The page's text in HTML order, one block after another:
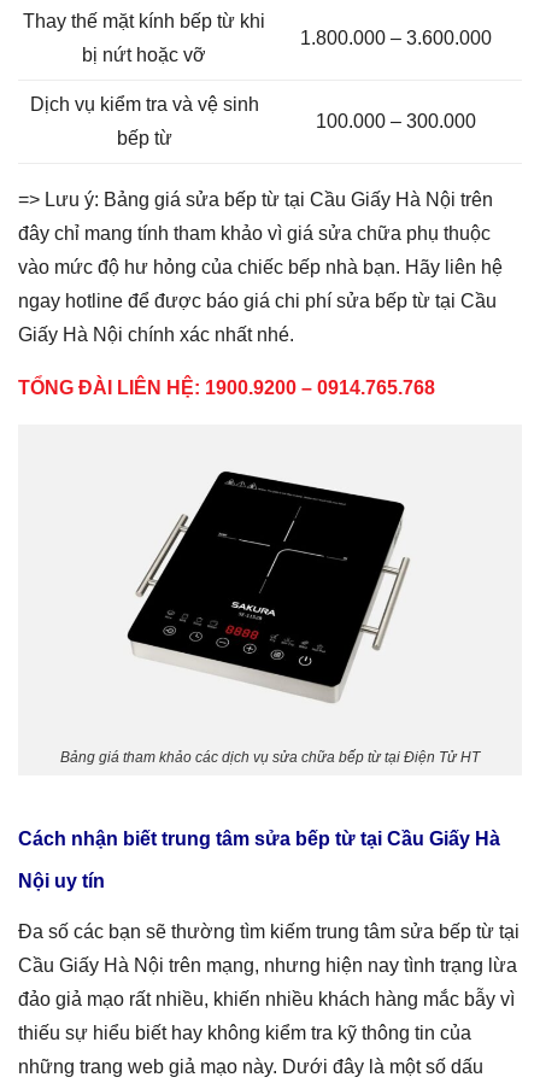
Thay thế mặt kính bếp từ khi
bị nứt hoặc vỡ
1.800.000 – 3.600.000
Dịch vụ kiểm tra và vệ sinh
bếp từ
100.000 – 300.000
=> Lưu ý: Bảng giá sửa bếp từ tại Cầu Giấy Hà Nội trên
đây chỉ mang tính tham khảo vì giá sửa chữa phụ thuộc
vào mức độ hư hỏng của chiếc bếp nhà bạn. Hãy liên hệ
ngay hotline để được báo giá chi phí sửa bếp từ tại Cầu
Giấy Hà Nội chính xác nhất nhé.
TỔNG ĐÀI LIÊN HỆ: 1900.9200 – 0914.765.768
Bảng giá tham khảo các dịch vụ sửa chữa bếp từ tại Điện Tử HT
Cách nhận biết trung tâm sửa bếp từ tại Cầu Giấy Hà
Nội uy tín
Đa số các bạn sẽ thường tìm kiếm trung tâm sửa bếp từ tại
Cầu Giấy Hà Nội trên mạng, nhưng hiện nay tình trạng lừa
đảo giả mạo rất nhiều, khiến nhiều khách hàng mắc bẫy vì
thiếu sự hiểu biết hay không kiểm tra kỹ thông tin của
những trang web giả mạo này. Dưới đây là một số dấu